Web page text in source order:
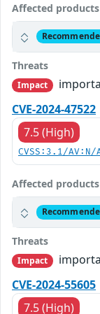
Affected products
Threats
Impact
CVE-2024-47522
7.5 (High)
CVSS:3.1/
Affected products
Threats
Impact
CVE-2024-55605
7.5 (High)